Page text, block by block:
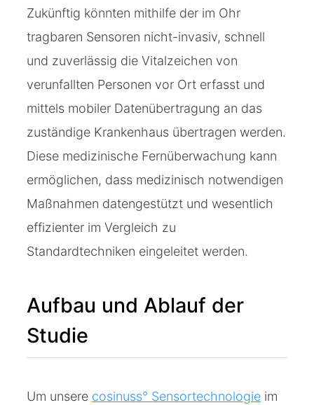
Zukünftig könnten mithilfe der im Ohr
tragbaren Sensoren nicht-invasiv, schnell
und zuverlässig die Vitalzeichen von
verunfallten Personen vor Ort erfasst und
mittels mobiler Datenübertragung an das
zuständige Krankenhaus übertragen werden.
Diese medizinische Fernüberwachung kann
ermöglichen, dass medizinisch notwendigen
Maßnahmen datengestützt und wesentlich
effizienter im Vergleich zu
Standardtechniken eingeleitet werden.
Aufbau und Ablauf der
Studie
Um unsere cosinuss° Sensortechnologieim